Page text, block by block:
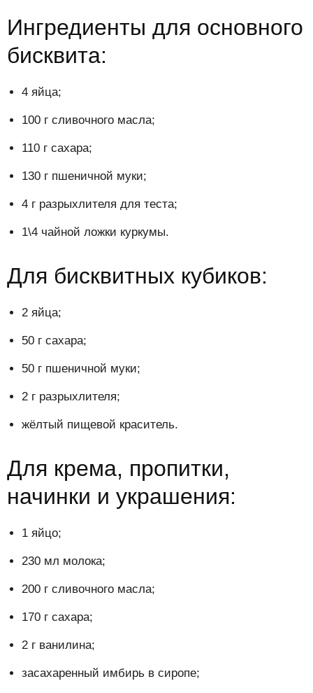
Ингредиенты для основного
бисквита:
4 яйца;
100 г сливочного масла;
110 г сахара;
130 г пшеничной муки;
4 г разрыхлителя для теста;
1\4 чайной ложки куркумы.
Для бисквитных кубиков:
2 яйца;
50 г сахара;
50 г пшеничной муки;
2 г разрыхлителя;
жёлтый пищевой краситель.
Для крема, пропитки,
начинки и украшения:
1 яйцо;
230 мл молока;
200 г сливочного масла;
170 г сахара;
2 г ванилина;
засахаренный имбирь в сиропе;